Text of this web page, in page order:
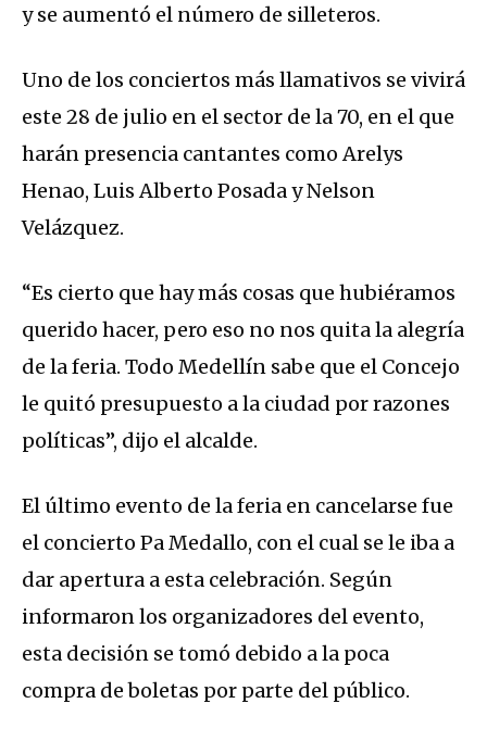
y se aumentó el número de silleteros.
Uno de los conciertos más llamativos se vivirá
este 28 de julio en el sector de la 70, en el que
harán presencia cantantes como Arelys
Henao, Luis Alberto Posada y Nelson
Velázquez.
“Es cierto que hay más cosas que hubiéramos
querido hacer, pero eso no nos quita la alegría
de la feria. Todo Medellín sabe que el Concejo
le quitó presupuesto a la ciudad por razones
políticas”, dijo el alcalde.
El último evento de la feria en cancelarse fue
el concierto Pa Medallo, con el cual se le iba a
dar apertura a esta celebración. Según
informaron los organizadores del evento,
esta decisión se tomó debido a la poca
compra de boletas por parte del público.